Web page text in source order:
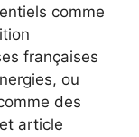
comme
françaises
ou
des
article